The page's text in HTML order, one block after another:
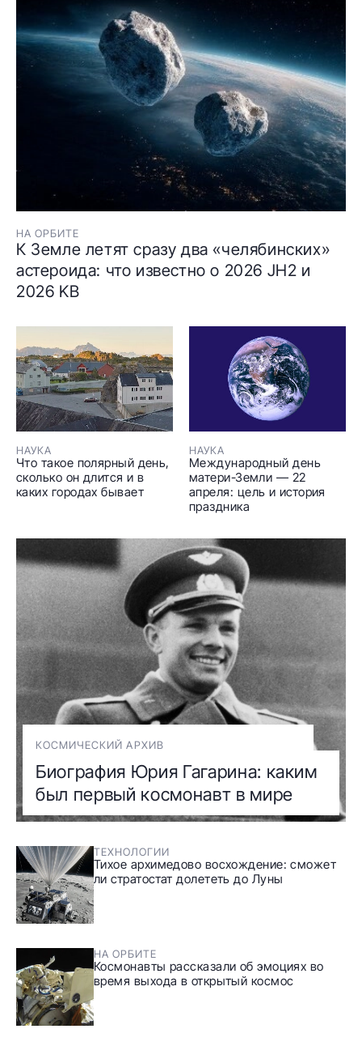
НА ОРБИТЕ
К Земле летят сразу два «челябинских»
астероида: что известно о 2026 JH2 и
2026 KB
НАУКА
Что такое полярный день,
сколько он длится и в
каких городах бывает
НАУКА
Международный день
матери-Земли — 22
апреля: цель и история
праздника
КОСМИЧЕСКИЙ АРХИВ
Биография Юрия Гагарина: каким
был первый космонавт в мире
ТЕХНОЛОГИИ
Тихое архимедово восхождение: сможет
ли стратостат долететь до Луны
НА ОРБИТЕ
Космонавты рассказали об эмоциях во
время выхода в открытый космос